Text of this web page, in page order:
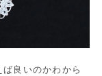
良いのかわから